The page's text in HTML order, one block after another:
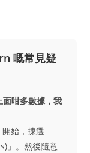
嘅常見疑
面咁多數據，我
始，揀選
」。然後隨意